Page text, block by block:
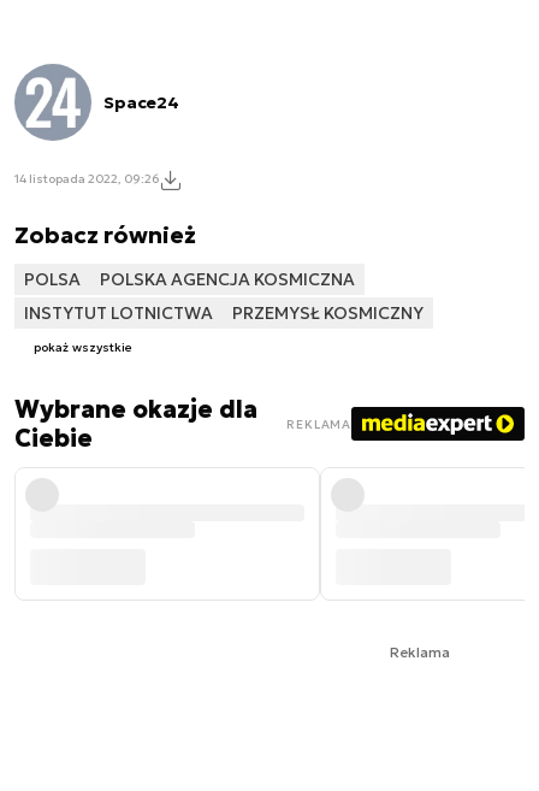
Space24
14 listopada 2022, 09:26
Zobacz również
POLSA
POLSKA AGENCJA KOSMICZNA
INSTYTUT LOTNICTWA
PRZEMYSŁ KOSMICZNY
pokaż wszystkie
Wybrane okazje dla
Ciebie
REKLAMA
Reklama